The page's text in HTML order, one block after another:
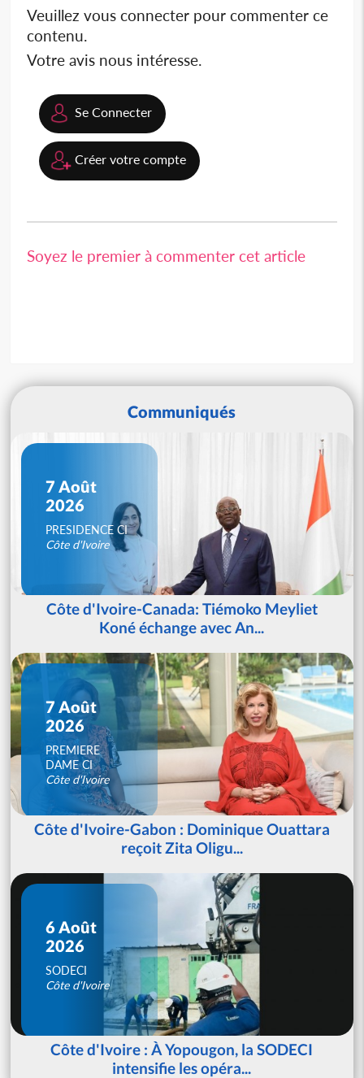
Veuillez vous connecter pour commenter ce
contenu.
Votre avis nous intéresse.
Se Connecter
Créer votre compte
Soyez le premier à commenter cet article
Communiqués
7 Août
2026
PRESIDENCE CI
Côte d'Ivoire
Côte d'Ivoire-Canada: Tiémoko Meyliet
Koné échange avec An...
7 Août
2026
PREMIERE
DAME CI
Côte d'Ivoire
Côte d'Ivoire-Gabon : Dominique Ouattara
reçoit Zita Oligu...
6 Août
2026
SODECI
Côte d'Ivoire
Côte d'Ivoire : À Yopougon, la SODECI
intensifie les opéra...